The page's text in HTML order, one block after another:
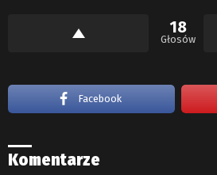
18
Głosów
Facebook
Komentarze